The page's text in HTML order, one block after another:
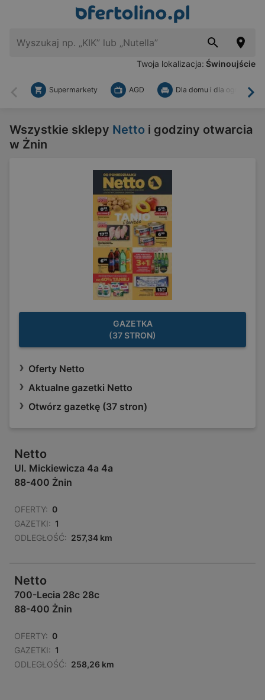
Twoja lokalizacja: Świnoujście
Wstecz
Supermarkety AGD Dla domu i dla ogrodu
Wszystkie sklepy Netto i godziny otwarcia
w Żnin
GAZETKA
(37 STRON)
Oferty Netto
Aktualne gazetki Netto
Otwórz gazetkę (37 stron)
Netto
Ul. Mickiewicza 4a 4a
88-400 Żnin
OFERTY: 0
GAZETKI: 1
ODLEGŁOŚĆ: 257,34 km
Netto
700-Lecia 28c 28c
88-400 Żnin
OFERTY: 0
GAZETKI: 1
ODLEGŁOŚĆ: 258,26 km